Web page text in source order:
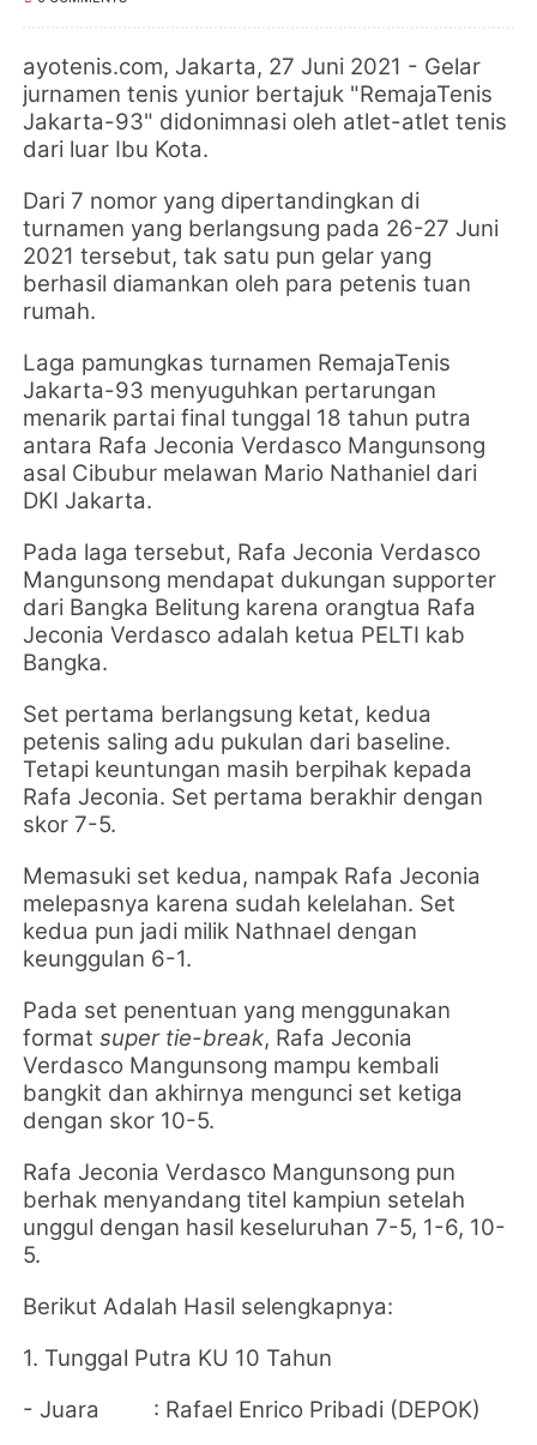
ayotenis.com, Jakarta, 27 Juni 2021 - Gelar
jurnamen tenis yunior bertajuk "RemajaTenis
Jakarta-93" didonimnasi oleh atlet-atlet tenis
dari luar Ibu Kota.
Dari 7 nomor yang dipertandingkan di
turnamen yang berlangsung pada 26-27 Juni
2021 tersebut, tak satu pun gelar yang
berhasil diamankan oleh para petenis tuan
rumah.
Laga pamungkas turnamen RemajaTenis
Jakarta-93 menyuguhkan pertarungan
menarik partaifinal tunggal 18 tahun putra
antara Rafa Jeconia Verdasco Mangunsong
asal Cibubur melawan Mario Nathaniel dari
DKI Jakarta.
Pada laga tersebut, Rafa Jeconia Verdasco
Mangunsong mendapat dukungan supporter
dari Bangka Belitung karena orangtua Rafa
Jeconia Verdasco adalah ketua PELTI kab
Bangka.
Set pertama berlangsung ketat, kedua
petenis saling adu pukulan dari baseline.
Tetapi keuntungan masih berpihak kepada
Rafa Jeconia. Set pertama berakhir dengan
skor 7-5.
Memasuki set kedua, nampak Rafa Jeconia
melepasnya karena sudah kelelahan. Set
kedua pun jadi milik Nathnael dengan
keunggulan 6-1.
Pada set penentuan yang menggunakan
formatsuper tie-break, Rafa Jeconia
Verdasco Mangunsong mampu kembali
bangkit dan akhirnya mengunci set ketiga
dengan skor 10-5.
Rafa Jeconia Verdasco Mangunsong pun
berhak menyandang titel kampiun setelah
unggul dengan hasil keseluruhan 7-5, 1-6, 10-
5.
Berikut Adalah Hasil selengkapnya:
1. Tunggal Putra KU 10 Tahun
- Juara : Rafael Enrico Pribadi (DEPOK)